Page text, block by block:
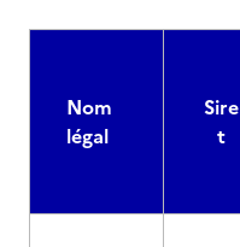
Nom
légal
Sire
t